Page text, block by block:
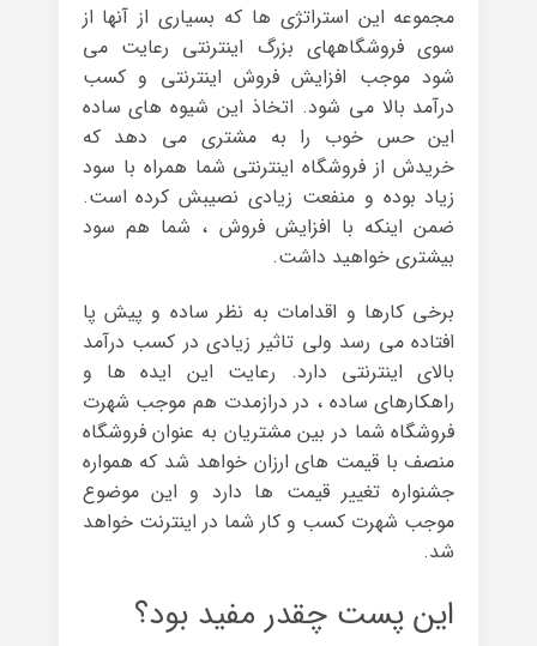
مجموعه این استراتژی ها که بسیاری از آنها از
سوی فروشگاههای بزرگ اینترنتی رعایت می
شود موجب افزایش فروش اینترنتی و کسب
درآمد بالا می شود. اتخاذ این شیوه های ساده
این حس خوب را به مشتری می دهد که
خریدش از فروشگاه اینترنتی شما همراه با سود
زیاد بوده و منفعت زیادی نصیبش کرده است.
ضمن اینکه با افزایش فروش ، شما هم سود
بیشتری خواهید داشت.
برخی کارها و اقدامات به نظر ساده و پیش پا
افتاده می رسد ولی تاثیر زیادی در کسب درآمد
بالای اینترنتی دارد. رعایت این ایده ها و
راهکارهای ساده ، در درازمدت هم موجب شهرت
فروشگاه شما در بین مشتریان به عنوان فروشگاه
منصف با قیمت های ارزان خواهد شد که همواره
جشنواره تغییر قیمت ها دارد و این موضوع
موجب شهرت کسب و کار شما در اینترنت خواهد
شد.
این پست چقدر مفید بود؟